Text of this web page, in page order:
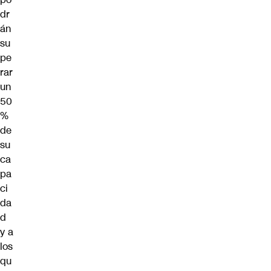
dr
án
su
pe
rar
un
50
%
de
su
ca
pa
ci
da
d
y a
los
qu